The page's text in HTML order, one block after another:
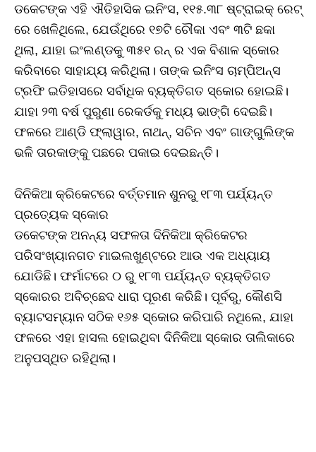
ଡକେଟଙ୍କ ଏହି ଐତିହାସିକ ଇନିଂସ, ୧୧୫.୩୮ ଷ୍ଟ୍ରାଇକ୍ ରେଟ୍
ରେ ଖେଳିଥିଲେ, ଯେଉଁଥିରେ ୧୭ଟି ଚୌକା ଏବଂ ୩ଟି ଛକା
ଥିଲା, ଯାହା ଇଂଲଣ୍ଡକୁ ୩୫୧ ରନ୍ ର ଏକ ବିଶାଳ ସ୍କୋର
କରିବାରେ ସାହାଯ୍ୟ କରିଥିଲା। ତାଙ୍କ ଇନିଂସ ଚାମ୍ପିଅନ୍ସ
ଟ୍ରଫି ଇତିହାସରେ ସର୍ବାଧିକ ବ୍ୟକ୍ତିଗତ ସ୍କୋର ହୋଇଛି।
ଯାହା ୨୩ ବର୍ଷ ପୁରୁଣା ରେକର୍ଡକୁ ମଧ୍ୟ ଭାଙ୍ଗି ଦେଇଛି।
ଫଳରେ ଆଣ୍ଡି ଫ୍ଲାୱାର, ନାଥନ୍, ସଚିନ ଏବଂ ଗାଙ୍ଗୁଲିଙ୍କ
ଭଳି ତାରକାଙ୍କୁ ପଛରେ ପକାଇ ଦେଇଛନ୍ତି।
ଦିନିକିଆ କ୍ରିକେଟରେ ବର୍ତ୍ତମାନ ଶୁନରୁ ୧୮୩ ପର୍ଯ୍ୟନ୍ତ
ପ୍ରତ୍ୟେକ ସ୍କୋର
ଡକେଟଙ୍କ ଅନନ୍ୟ ସଫଳତା ଦିନିକିଆ କ୍ରିକେଟର
ପରିସଂଖ୍ୟାନଗତ ମାଇଲଖୁଣ୍ଟରେ ଆଉ ଏକ ଅଧ୍ୟାୟ
ଯୋଡିଛି। ଫର୍ମାଟରେ ୦ ରୁ ୧୮୩ ପର୍ଯ୍ୟନ୍ତ ବ୍ୟକ୍ତିଗତ
ସ୍କୋରର ଅବିଚ୍ଛେଦ ଧାରା ପୂରଣ କରିଛି। ପୂର୍ବରୁ, କୌଣସି
ବ୍ୟାଟସମ୍ୟାନ ସଠିକ ୧୬୫ ସ୍କୋର କରିପାରି ନଥିଲେ, ଯାହା
ଫଳରେ ଏହା ହାସଲ ହୋଇଥିବା ଦିନିକିଆ ସ୍କୋର ତାଲିକାରେ
ଅନୁପସ୍ଥିତ ରହିଥିଲା।